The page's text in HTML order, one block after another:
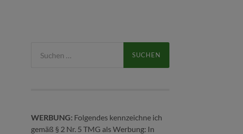
nach:
WERBUNG: Folgendes kennzeichne ich
gemäß § 2 Nr. 5 TMG als Werbung: In